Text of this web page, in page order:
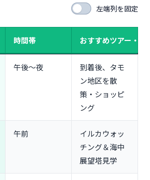
左端列を固定
時間帯 おすすめツアー・過
午後〜夜
到着後、タモ
ン地区を散
策・ショッピ
ング
午前
イルカウォッ
チング＆海中
展望塔見学